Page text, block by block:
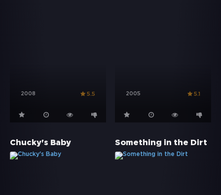
2008 5.5 2005 5.1
Chucky's Baby Something in the Dirt